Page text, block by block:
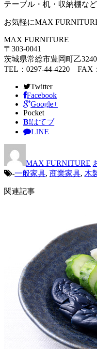
テーブル・机・収納棚な
お気軽にMAX
MAX FURNITURE
〒303-0041
茨城県常総市豊岡町乙
TEL：0297-44-4220 FAX
Twitter
Facebook
Google+
Pocket
B!はてブ
LINE
MAX FURNITURE
-一般家具, 商業家具, 木
関連記事